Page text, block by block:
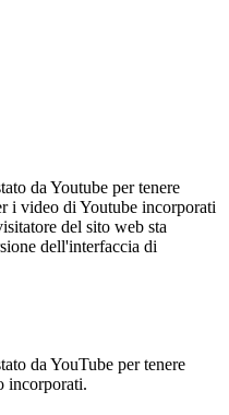
da Youtube per tenere
i video di Youtube incorporati
del sito web sta
dell'interfaccia di
da YouTube per tenere
incorporati.